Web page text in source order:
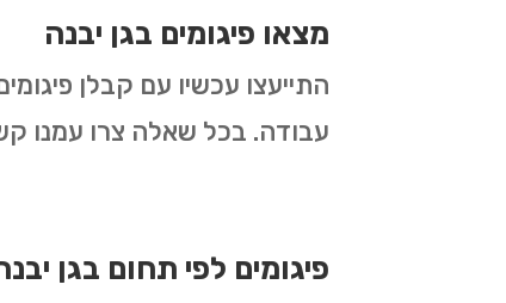
מצאו פיגומים בגן יבנה
התייעצו עכשיו עם קבלן
עבודה. בכל שאלה צרו עמנו
פיגומים לפי תחום בגן